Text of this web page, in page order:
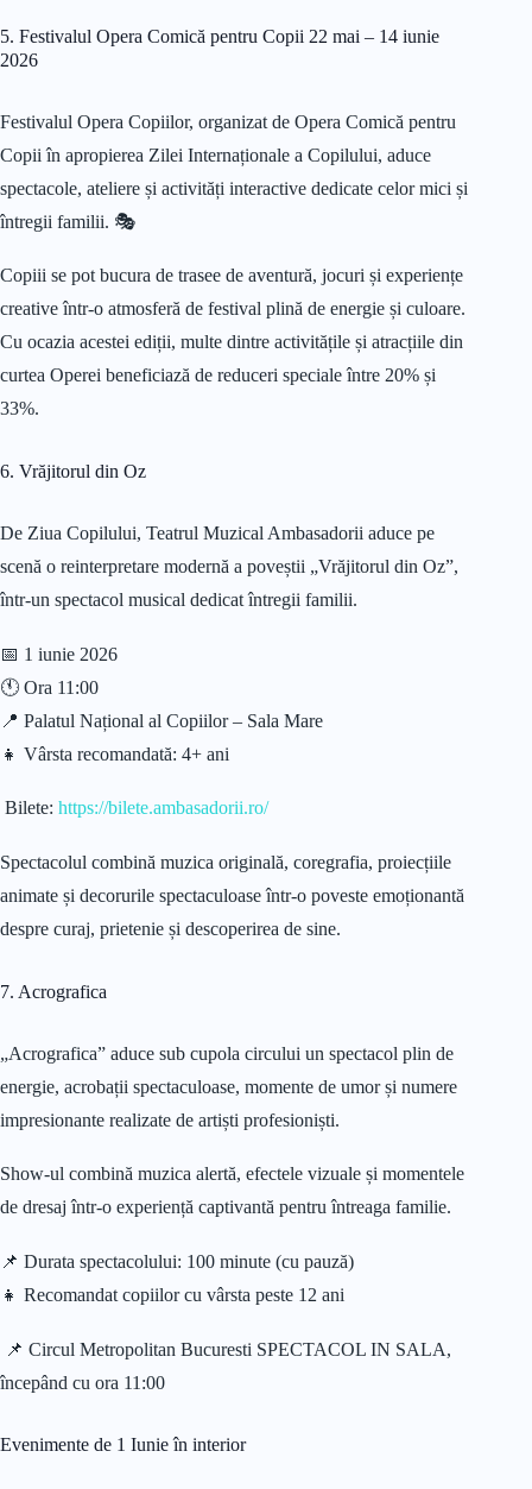
5. Festivalul Opera Comică pentru Copii 22 mai – 14 iunie
2026
Festivalul Opera Copiilor, organizat de Opera Comică pentru
Copii în apropierea Zilei Internaționale a Copilului, aduce
spectacole, ateliere și activități interactive dedicate celor mici și
întregii familii. 🎭
Copiii se pot bucura de trasee de aventură, jocuri și experiențe
creative într-o atmosferă de festival plină de energie și culoare.
Cu ocazia acestei ediții, multe dintre activitățile și atracțiile din
curtea Operei beneficiază de reduceri speciale între 20% și
33%.
6. Vrăjitorul din Oz
De Ziua Copilului, Teatrul Muzical Ambasadorii aduce pe
scenă o reinterpretare modernă a poveștii „Vrăjitorul din Oz”,
într-un spectacol musical dedicat întregii familii.
📅 1 iunie 2026
🕚 Ora 11:00
📍 Palatul Național al Copiilor – Sala Mare
👧 Vârsta recomandată: 4+ ani
Bilete: https://bilete.ambasadorii.ro/
Spectacolul combină muzica originală, coregrafia, proiecțiile
animate și decorurile spectaculoase într-o poveste emoționantă
despre curaj, prietenie și descoperirea de sine.
7. Acrografica
„Acrografica” aduce sub cupola circului un spectacol plin de
energie, acrobații spectaculoase, momente de umor și numere
impresionante realizate de artiști profesioniști.
Show-ul combină muzica alertă, efectele vizuale și momentele
de dresaj într-o experiență captivantă pentru întreaga familie.
📌 Durata spectacolului: 100 minute (cu pauză)
👧 Recomandat copiilor cu vârsta peste 12 ani
📌 Circul Metropolitan Bucuresti SPECTACOL IN SALA,
începând cu ora 11:00
Evenimente de 1 Iunie în interior